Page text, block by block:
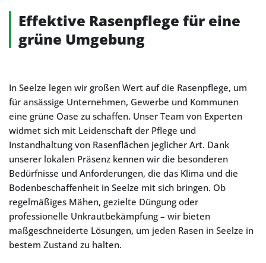
Effektive Rasenpflege für eine
grüne Umgebung
In Seelze legen wir großen Wert auf die Rasenpflege, um
für ansässige Unternehmen, Gewerbe und Kommunen
eine grüne Oase zu schaffen. Unser Team von Experten
widmet sich mit Leidenschaft der Pflege und
Instandhaltung von Rasenflächen jeglicher Art. Dank
unserer lokalen Präsenz kennen wir die besonderen
Bedürfnisse und Anforderungen, die das Klima und die
Bodenbeschaffenheit in Seelze mit sich bringen. Ob
regelmäßiges Mähen, gezielte Düngung oder
professionelle Unkrautbekämpfung – wir bieten
maßgeschneiderte Lösungen, um jeden Rasen in Seelze in
bestem Zustand zu halten.